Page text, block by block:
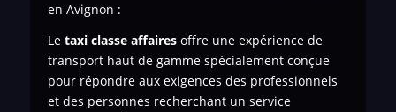
en Avignon :
Le taxi classe affaires offre une expérience de
transport haut de gamme spécialement conçue
pour répondre aux exigences des professionnels
et des personnes recherchant un service